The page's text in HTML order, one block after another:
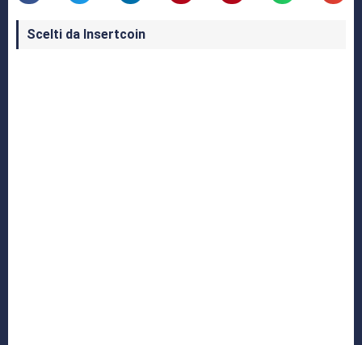
Scelti da Insertcoin